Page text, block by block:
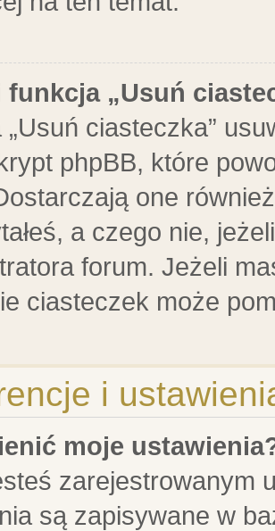
funkcja „Usuń
„Usuń ciasteczka”
phpBB, które
one
a czego nie,
forum. Jeżeli
ciasteczek może
i
moje
zarejestrowanym
są zapisywane w